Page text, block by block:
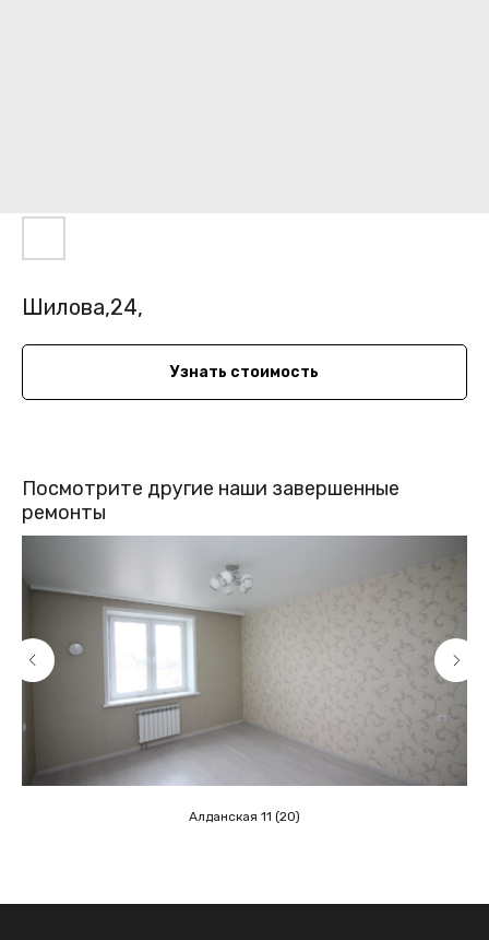
Шилова,24,
Узнать стоимость
Посмотрите другие наши завершенные
ремонты
Алданская 11 (20)